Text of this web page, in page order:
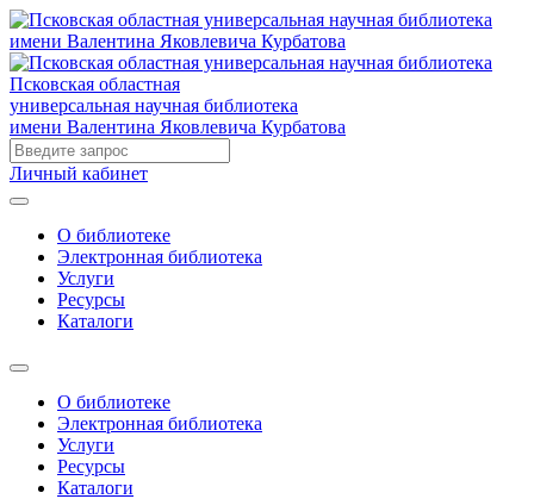
Псковская областная
универсальная научная библиотека
имени Валентина Яковлевича Курбатова
Личный кабинет
О библиотеке
Электронная библиотека
Услуги
Ресурсы
Каталоги
О библиотеке
Электронная библиотека
Услуги
Ресурсы
Каталоги